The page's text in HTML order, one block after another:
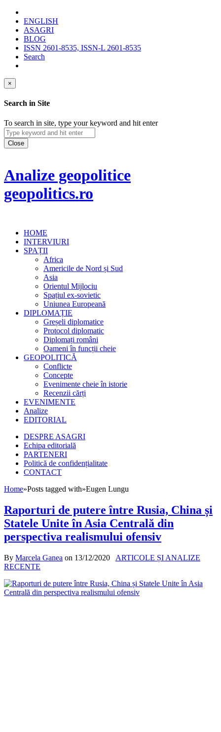
ENGLISH
ASAGRI
BLOG
ISSN 2601-8535, ISSN-L 2601-8535
Search
×
Search in Site
To search in site, type your keyword and hit enter
Close
Analize geopolitice
geopolitics.ro
HOME
INTERVIURI
SPAȚII
Africa
Americile de Nord și Sud
Asia
Orientul Mijlociu
Spațiul ex-sovietic
Uniunea Europeană
DIPLOMAȚIE
Greșeli diplomatice
Protocol diplomatic
Diplomați români
Oameni în funcții cheie
GEOPOLITICĂ
Conflicte
Concepte
Evenimente cheie în istorie
Recenzii cărți
EVENIMENTE
Analize
EDITORIAL
DESPRE ASAGRI
Echipa editorială
PARTENERI
Politică de confidențialitate
CONTACT
Home»Posts tagged with»Eugen Lungu
Raporturi de putere între Rusia, China și
Statele Unite în Asia Centrală din
perspectiva realismului ofensiv
By Marcela Ganea on 13/12/2020
ARTICOLE ȘI ANALIZE
RECENTE